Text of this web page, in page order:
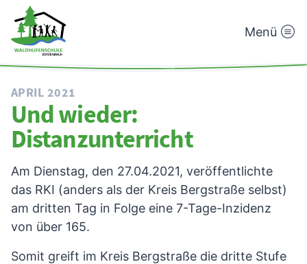
Waldhufenschule
Menü
APRIL 2021
Und wieder:
Distanzunterricht
Am Dienstag, den 27.04.2021, veröffentlichte
das RKI (anders als der Kreis Bergstraße selbst)
am dritten Tag in Folge eine 7-Tage-Inzidenz
von über 165.
Somit greift im Kreis Bergstraße die dritte Stufe